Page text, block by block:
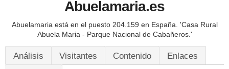
Abuelamaria.es
Abuelamaria está en el puesto 204.159 en España. 'Casa Rural
Abuela Maria - Parque Nacional de Cabañeros.'
Análisis Visitantes Contenido
Enlaces